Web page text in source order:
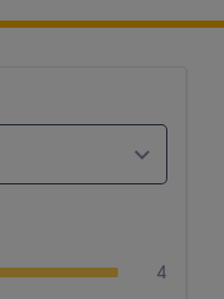
4